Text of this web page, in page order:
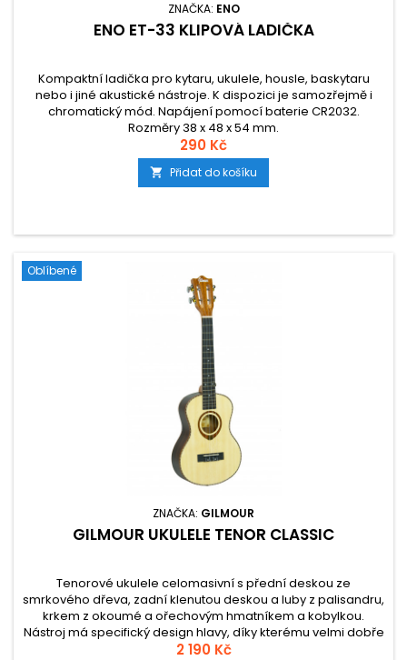
ZNAČKA: ENO
ENO ET-33 KLIPOVÁ LADIČKA
Kompaktní ladička pro kytaru, ukulele, housle, baskytaru
nebo i jiné akustické nástroje. K dispozici je samozřejmě i
chromatický mód. Napájení pomocí baterie CR2032.
Rozměry 38 x 48 x 54 mm.
290 Kč
 Přidat do košíku
Oblíbené
ZNAČKA: GILMOUR
GILMOUR UKULELE TENOR CLASSIC
Tenorové ukulele celomasivní s přední deskou ze
smrkového dřeva, zadní klenutou deskou a luby z palisandru,
krkem z okoumé a ořechovým hmatníkem a kobylkou.
Nástroj má specifický design hlavy, díky kterému velmi dobře
drží ladění.
2 190 Kč